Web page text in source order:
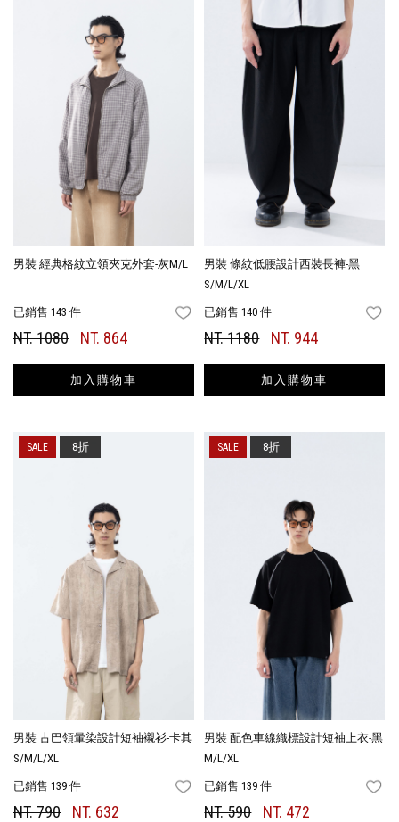
男裝 經典格紋立領夾克外套-灰M/L
已銷售 143 件 FAVORITES
NT. 1080 NT. 864
加入購物車
男裝 條紋低腰設計西裝長褲-黑
S/M/L/XL
已銷售 140 件
NT. 1180 NT. 944
加入購物車
男裝 古巴領暈染設計短袖襯衫-卡其
S/M/L/XL
已銷售 139 件 FAVORITES
NT. 790 NT. 632
8折
男裝 配色車線織標設計短袖上衣-黑
M/L/XL
已銷售 139 件
NT. 590 NT. 472
8折